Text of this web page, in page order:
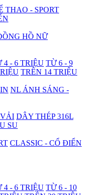
THAO - SPORT
HỒ NỮ
4 - 6 TRIỆU TỪ 6 - 9
TRÊN 14 TRIỆU
NL ÁNH SÁNG -
DÂY THÉP 316L
SU
CLASSIC - CỔ ĐIỂN
4 - 6 TRIỆU TỪ 6 - 10